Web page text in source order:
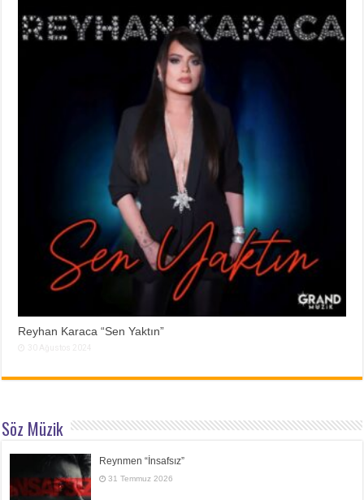
Reyhan Karaca “Sen Yaktın”
Söz Müzik
Reynmen “İnsafsız”
31 Temmuz 2026